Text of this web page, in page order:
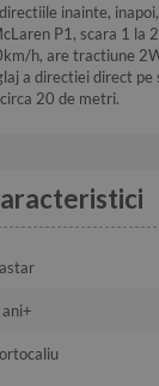
inainte,
P1, scara 1 la
h, are tractiune
a directiei direct pe
20 de metri.